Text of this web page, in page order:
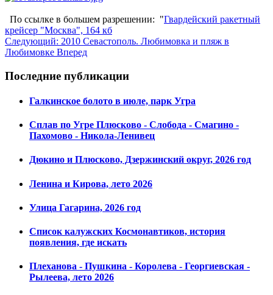
По ссылке в большем разрешении: "Гвардейский ракетный
крейсер "Москва", 164 кб
Следующий: 2010 Севастополь. Любимовка и пляж в
Любимовке Вперед
Последние публикации
Галкинское болото в июле, парк Угра
Сплав по Угре Плюсково - Слобода - Смагино -
Пахомово - Никола-Ленивец
Дюкино и Плюсково, Дзержинский округ, 2026 год
Ленина и Кирова, лето 2026
Улица Гагарина, 2026 год
Список калужских Космонавтиков, история
появления, где искать
Плеханова - Пушкина - Королева - Георгиевская -
Рылеева, лето 2026